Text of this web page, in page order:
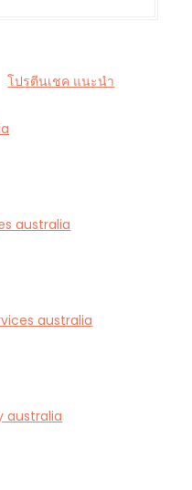
โปรตีนเชค แนะนำ
australia
australia
australia